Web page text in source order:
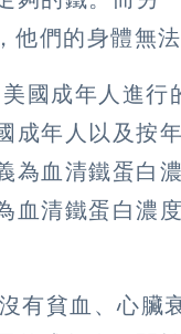
們的身體無
國成年人進行
成年人以及按
為血清鐵蛋白
清鐵蛋白濃
有貧血、心臟